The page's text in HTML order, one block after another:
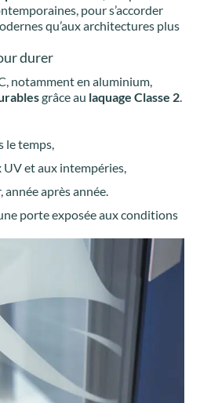
pour s’accorder
qu’aux architectures plus
durer
notamment en aluminium,
grâce au laquage Classe 2.
le temps,
UV et aux intempéries,
après année.
porte exposée aux conditions